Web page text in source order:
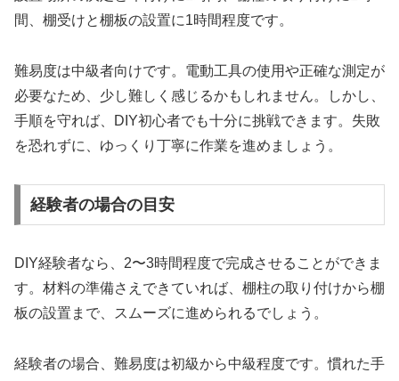
間、棚受けと棚板の設置に1時間程度です。
難易度は中級者向けです。電動工具の使用や正確な測定が
必要なため、少し難しく感じるかもしれません。しかし、
手順を守れば、DIY初心者でも十分に挑戦できます。失敗
を恐れずに、ゆっくり丁寧に作業を進めましょう。
経験者の場合の目安
DIY経験者なら、2〜3時間程度で完成させることができま
す。材料の準備さえできていれば、棚柱の取り付けから棚
板の設置まで、スムーズに進められるでしょう。
経験者の場合、難易度は初級から中級程度です。慣れた手